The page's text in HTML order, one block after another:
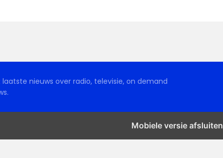
nieuws over radio, televisie, on demand
Mobiele versie afsluiten